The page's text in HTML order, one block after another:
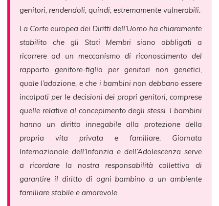
genitori, rendendoli, quindi, estremamente vulnerabili.
La Corte europea dei Diritti dell’Uomo ha chiaramente
stabilito che gli Stati Membri siano obbligati a
ricorrere ad un meccanismo di riconoscimento del
rapporto genitore-figlio per genitori non genetici,
quale l’adozione, e che i bambini non debbano essere
incolpati per le decisioni dei propri genitori, comprese
quelle relative al concepimento degli stessi. I bambini
hanno un diritto innegabile alla protezione della
propria vita privata e familiare. Giornata
Internazionale dell’Infanzia e dell’Adolescenza serve
a ricordare la nostra responsabilità collettiva di
garantire il diritto di ogni bambino a un ambiente
familiare stabile e amorevole.